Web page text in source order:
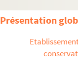
Présentation
Ms 239. Louis